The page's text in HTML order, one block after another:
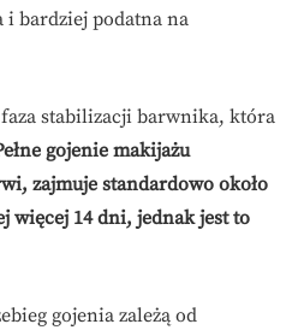
bardziej podatna na
stabilizacji barwnika, która
gojenie makijażu
zajmuje standardowo około
więcej 14 dni, jednak jest to
gojenia zależą od